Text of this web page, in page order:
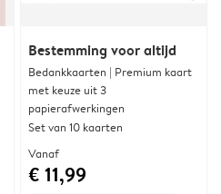
Bestemming voor altijd
Bedankkaarten | Premium kaart
met keuze uit 3
papierafwerkingen
Set van 10 kaarten
Vanaf
€ 11,99